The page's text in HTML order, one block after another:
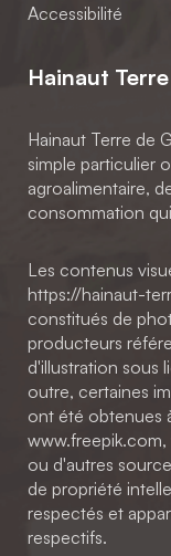
Accessibilité
Hainaut
Hainaut Terre de
simple particulier
agroalimentaire,
consommation
Les contenus
https://hainaut-
constitués de
producteurs
d'illustration sous
outre, certaines
ont été obtenues
ou d'autres
de propriété
respectés et
respectifs.